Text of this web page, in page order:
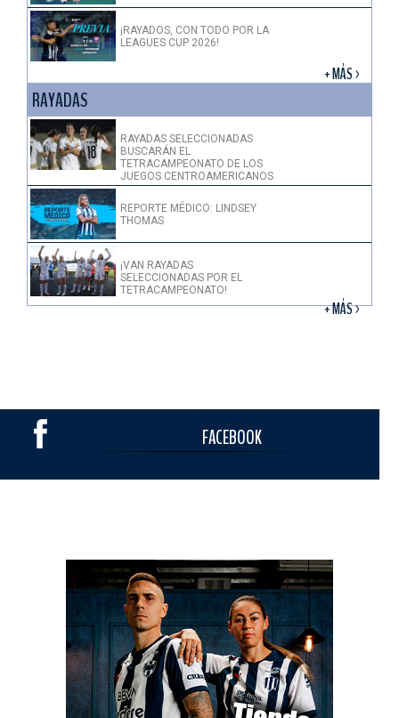
¡RAYADOS, CON TODO POR LA
LEAGUES CUP 2026!
+ MÁS >
RAYADAS
RAYADAS SELECCIONADAS
BUSCARÁN EL
TETRACAMPEONATO DE LOS
JUEGOS CENTROAMERICANOS
REPORTE MÉDICO: LINDSEY
THOMAS
¡VAN RAYADAS
SELECCIONADAS POR EL
TETRACAMPEONATO!
+ MÁS >
FACEBOOK